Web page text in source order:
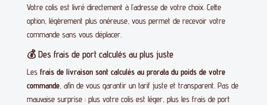
Votre colis est livré directement à l’adresse de votre choix. Cette
option, légèrement plus onéreuse, vous permet de recevoir votre
commande sans vous déplacer.
💰 Des frais de port calculés au plus juste
Les frais de livraison sont calculés au prorata du poids de votre
commande, afin de vous garantir un tarif juste et transparent. Pas de
mauvaise surprise : plus votre colis est léger, plus les frais de port